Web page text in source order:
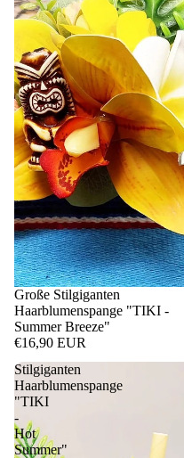
Große Stilgiganten
Haarblumenspange "TIKI -
Summer Breeze"
€16,90 EUR
Stilgiganten
Haarblumenspange
"TIKI
-
Hot
Summer"